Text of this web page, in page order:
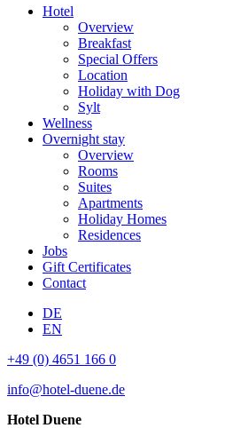
Hotel
Overview
Breakfast
Special Offers
Location
Holiday with Dog
Sylt
Wellness
Overnight stay
Overview
Rooms
Suites
Apartments
Holiday Homes
Residences
Jobs
Gift Certificates
Contact
DE
EN
+49 (0) 4651 166 0
info@hotel-duene.de
Hotel Duene